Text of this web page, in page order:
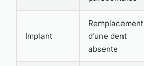
Implant
Remplacement
d’une dent
absente